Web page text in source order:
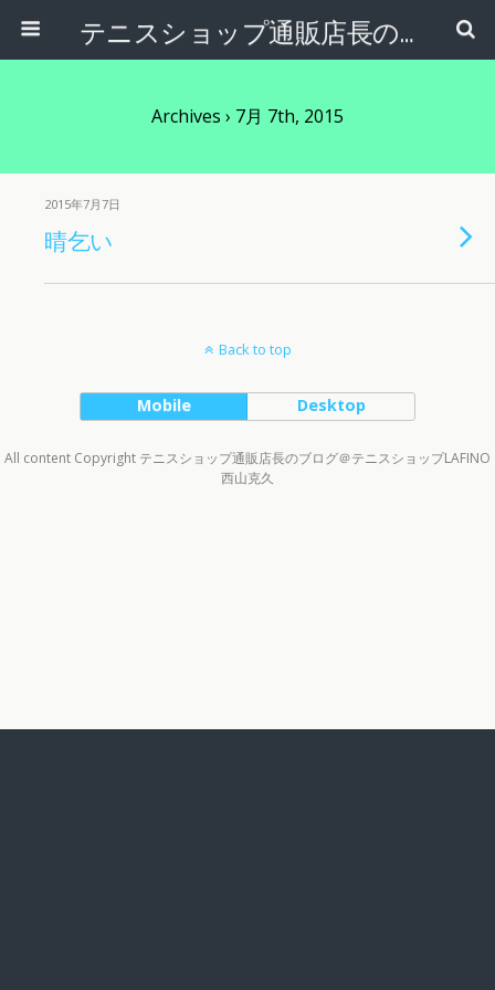
テニスショップ通販店長のブログ＠テニスショップLAFINO 西山克久
Archives › 7月 7th, 2015
2015年7月7日
晴乞い
Back to top
Mobile Desktop
All content Copyright テニスショップ通販店長のブログ＠テニスショップLAFINO
西山克久